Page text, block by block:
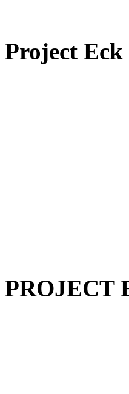
Project Eck
PROJECT